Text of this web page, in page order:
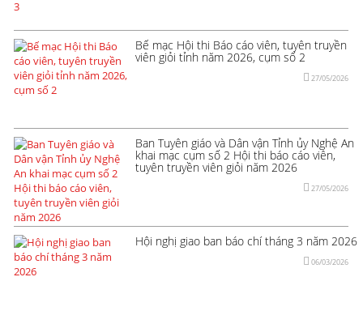
Bế mạc Hội thi Báo cáo viên, tuyên truyền
viên giỏi tỉnh năm 2026, cụm số 2
27/05/2026
Ban Tuyên giáo và Dân vận Tỉnh ủy Nghệ An
khai mạc cụm số 2 Hội thi báo cáo viên,
tuyên truyền viên giỏi năm 2026
27/05/2026
Hội nghị giao ban báo chí tháng 3 năm 2026
06/03/2026